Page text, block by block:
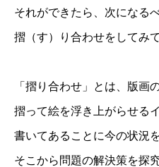
それができたら、次になる
摺（す）り合わせをしてみ
「摺り合わせ」とは、版画
摺って絵を浮き上がらせる
書いてあることに今の状況
そこから問題の解決策を探